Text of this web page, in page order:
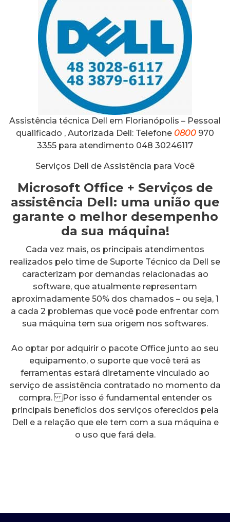
Assistência técnica Dell em Florianópolis – Pessoal
qualificado , Autorizada Dell: Telefone 0800 970
3355 para atendimento 048 30246117
Serviços Dell de Assistência para Você
Microsoft Office + Serviços de
assistência Dell: uma união que
garante o melhor desempenho
da sua máquina!
Cada vez mais, os principais atendimentos
realizados pelo time de Suporte Técnico da Dell se
caracterizam por demandas relacionadas ao
software, que atualmente representam
aproximadamente 50% dos chamados – ou seja, 1
a cada 2 problemas que você pode enfrentar com
sua máquina tem sua origem nos softwares.
Ao optar por adquirir o pacote Office junto ao seu
equipamento, o suporte que você terá as
ferramentas estará diretamente vinculado ao
serviço de assistência contratado no momento da
compra. Por isso é fundamental entender os
principais benefícios dos serviços oferecidos pela
Dell e a relação que ele tem com a sua máquina e
o uso que fará dela.